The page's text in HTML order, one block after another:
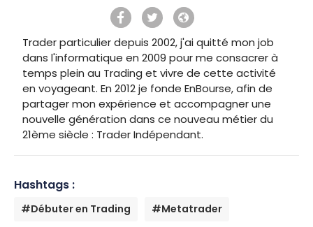
Trader particulier depuis 2002, j'ai quitté mon job
dans l'informatique en 2009 pour me consacrer à
temps plein au Trading et vivre de cette activité
en voyageant. En 2012 je fonde EnBourse, afin de
partager mon expérience et accompagner une
nouvelle génération dans ce nouveau métier du
21ème siècle : Trader Indépendant.
Hashtags :
#Débuter en Trading #Metatrader